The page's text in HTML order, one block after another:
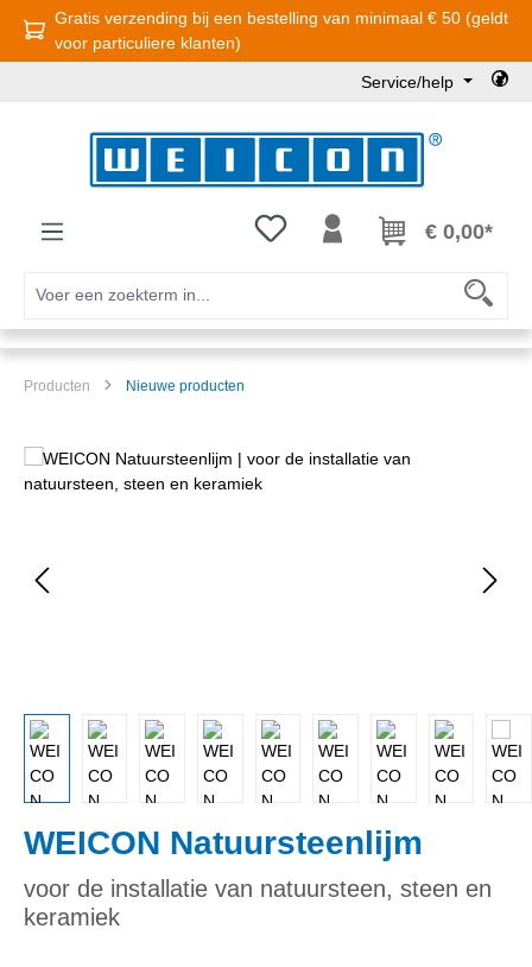
Ga naar de hoofdinhoud
Gratis verzending bij een bestelling van minimaal € 50 (geldt
voor particuliere klanten)
Service/help
Je hebt 0 items op je€ 0,00*
Producten Nieuwe producten
Afbeeldingengalerij overslaan
WEICON Natuursteenlijm
voor de installatie van natuursteen, steen en
keramiek